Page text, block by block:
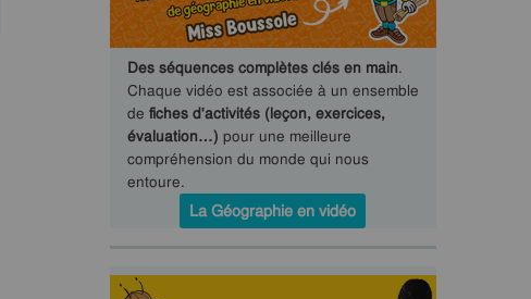
Des séquences complètes clés en main.
Chaque vidéo est associée à un ensemble
de fiches d'activités (leçon, exercices,
évaluation…) pour une meilleure
compréhension du monde qui nous
entoure.
La Géographie en vidéo